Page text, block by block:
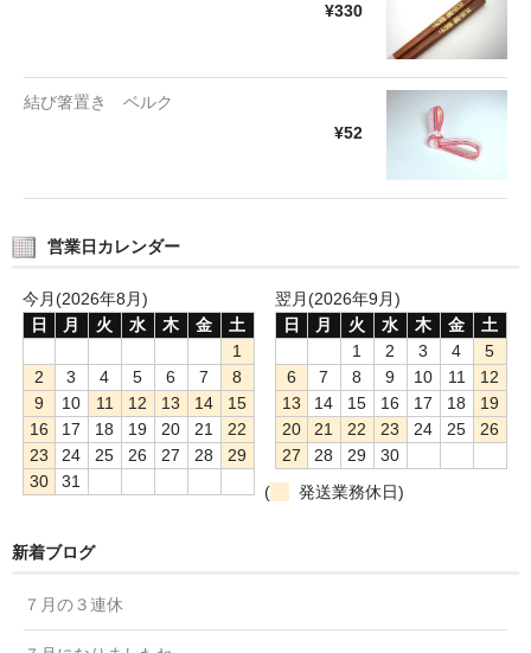
¥330
結び箸置き ベルク
¥52
営業日カレンダー
今月(2026年8月)
日
月 火 水 木 金
土
1
2
3 4 5 6 7
8
9
10 11 12 13 14
15
16
17 18 19 20 21
22
23
24 25 26 27 28
29
30
31
翌月(2026年9月)
日
月 火 水 木 金
土
1
2 3 4
5
6
7 8 9 10 11
12
13
14 15 16 17 18
19
20
21 22 23 24 25
26
27
28 29
30
(
発送業務休日)
新着ブログ
７月の３連休